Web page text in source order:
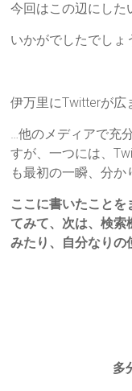
今回はこの辺にした
いかがでしたでしょ
伊万里にTwitterが広
…他のメディアで充
すが、一つには、
も最初の一瞬、分か
ここに書いたこと
てみて、次は、検索
みたり、自分なりの
多